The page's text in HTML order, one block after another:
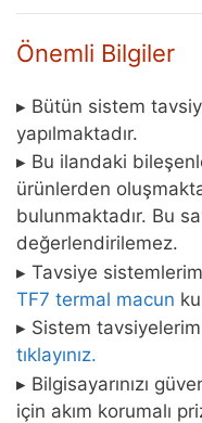
Önemli Bilgiler
▸ Bütün sistem
yapılmaktadır.
▸ Bu ilandaki
ürünlerden
bulunmaktadır. Bu
değerlendirilemez.
▸ Tavsiye
TF7 termal macun
▸ Sistem
tıklayınız.
▸ Bilgisayarınızı
için akım korumalı